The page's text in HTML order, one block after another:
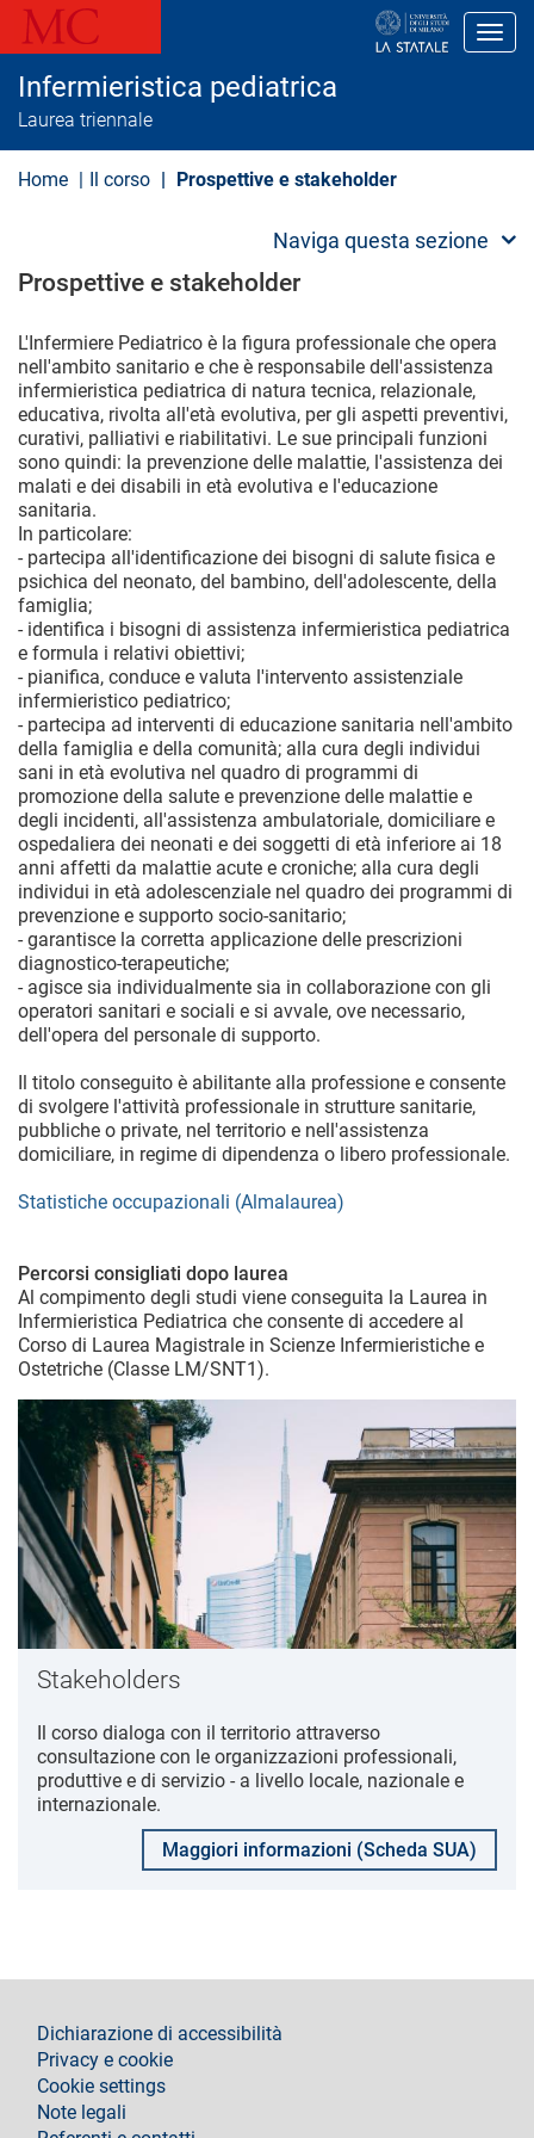
l
c
Infermieristica pediatrica
Laurea triennale
Home Il corso Prospettive e stakeholder
Naviga questa sezione
Prospettive e stakeholder
L'Infermiere Pediatrico è la figura professionale che opera
nell'ambito sanitario e che è responsabile dell'assistenza
infermieristica pediatrica di natura tecnica, relazionale,
educativa, rivolta all'età evolutiva, per gli aspetti preventivi,
curativi, palliativi e riabilitativi. Le sue principali funzioni
sono quindi: la prevenzione delle malattie, l'assistenza dei
malati e dei disabili in età evolutiva e l'educazione
sanitaria.
In particolare:
- partecipa all'identificazione dei bisogni di salute fisica e
psichica del neonato, del bambino, dell'adolescente, della
famiglia;
- identifica i bisogni di assistenza infermieristica pediatrica
e formula i relativi obiettivi;
- pianifica, conduce e valuta l'intervento assistenziale
infermieristico pediatrico;
- partecipa ad interventi di educazione sanitaria nell'ambito
della famiglia e della comunità; alla cura degli individui
sani in età evolutiva nel quadro di programmi di
promozione della salute e prevenzione delle malattie e
degli incidenti, all'assistenza ambulatoriale, domiciliare e
ospedaliera dei neonati e dei soggetti di età inferiore ai 18
anni affetti da malattie acute e croniche; alla cura degli
individui in età adolescenziale nel quadro dei programmi di
prevenzione e supporto socio-sanitario;
- garantisce la corretta applicazione delle prescrizioni
diagnostico-terapeutiche;
- agisce sia individualmente sia in collaborazione con gli
operatori sanitari e sociali e si avvale, ove necessario,
dell'opera del personale di supporto.
Il titolo conseguito è abilitante alla professione e consente
di svolgere l'attività professionale in strutture sanitarie,
pubbliche o private, nel territorio e nell'assistenza
domiciliare, in regime di dipendenza o libero professionale.
Statistiche occupazionali (Almalaurea)
Percorsi consigliati dopo laurea
Al compimento degli studi viene conseguita la Laurea in
Infermieristica Pediatrica che consente di accedere al
Corso di Laurea Magistrale in Scienze Infermieristiche e
Ostetriche (Classe LM/SNT1).
Stakeholders
Il corso dialoga con il territorio attraverso
consultazione con le organizzazioni professionali,
produttive e di servizio - a livello locale, nazionale e
internazionale.
Maggiori informazioni (Scheda SUA)
footer
Dichiarazione di accessibilità
Privacy e cookie
Cookie settings
Note legali